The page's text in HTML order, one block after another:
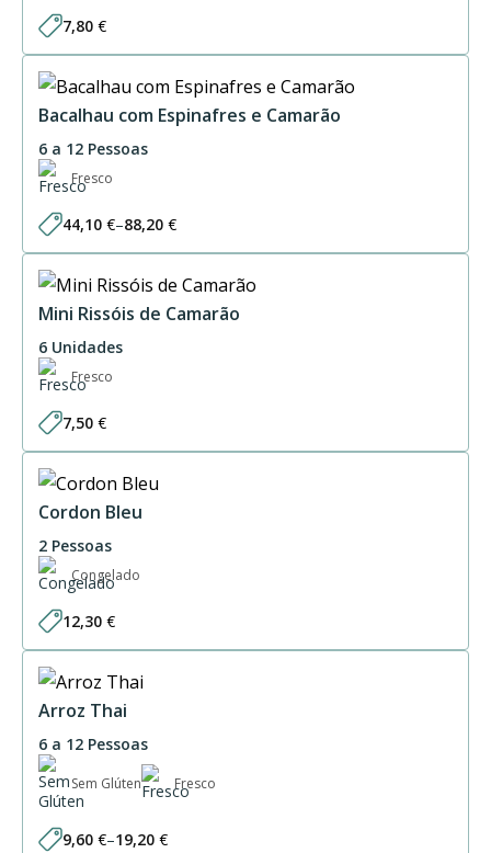
7,80 €
Bacalhau com Espinafres e Camarão
6 a 12 Pessoas
Fresco
44,10 €–88,20 €
Price
range:
through
88,20 €
Mini Rissóis de Camarão
6 Unidades
Fresco
7,50 €
Cordon Bleu
2 Pessoas
Congelado
12,30 €
Arroz Thai
6 a 12 Pessoas
Sem Glúten Fresco
9,60 €–19,20 €
Price